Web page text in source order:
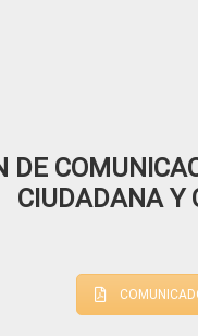
DE
CIUDADANA Y